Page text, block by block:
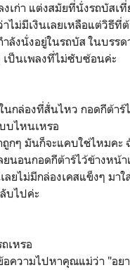
งเก่า แต่งสมัยที่นั่งรถบัสเ
าไม่มีเงินเลยเหลือแต่วิธีที่
ลังนั่งอยู่ในรถบัส ในบรรด
เป็นเพลงที่ไม่ซับซ้อนค่ะ
นกล่องที่สั่นไหว กอดกีต้าร์
บไหนเหรอ
ถูกๆ มันก็จะแคบใช่ไหมคะ
ยนอนกอดกีต้าร์ไว้ข้างหน้
ลยไม่มีกล่องเคสแข็งๆ มาใ
บไปค่ะ
เหรอ
อความไปหาคุณแม่ว่า "อย